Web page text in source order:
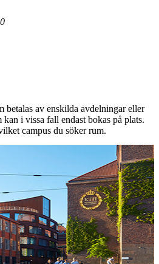
betalas av enskilda avdelningar eller
kan i vissa fall endast bokas på plats.
campus du söker rum.